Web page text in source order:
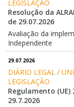
LEGISLAÇÃO
Resolução da
de 29.07.2026
Avaliação da
Independente
29.07.2026
DIÁRIO LEGAL /
LEGISLAÇÃO
Regulamento (UE)
29.7.2026